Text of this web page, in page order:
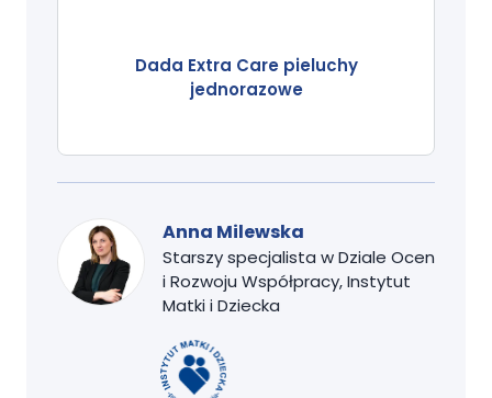
Dada Extra Care pieluchy
jednorazowe
Anna Milewska
Starszy specjalista w Dziale Ocen
i Rozwoju Współpracy, Instytut
Matki i Dziecka